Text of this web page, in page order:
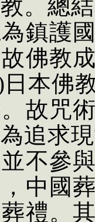
。總
鎮護
佛教
日本佛
故咒
追求
不參
中國
禮。